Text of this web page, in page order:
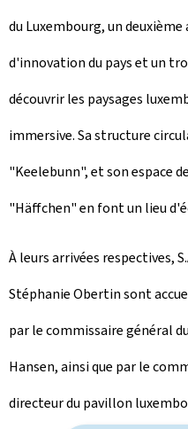
du Luxembourg, un
d'innovation du pays et un
découvrir les paysages
immersive. Sa structure
"Keelebunn", et son espace
"Häffchen" en font un lieu
À leurs arrivées respectives,
Stéphanie Obertin sont
par le commissaire général
Hansen, ainsi que par le
directeur du pavillon